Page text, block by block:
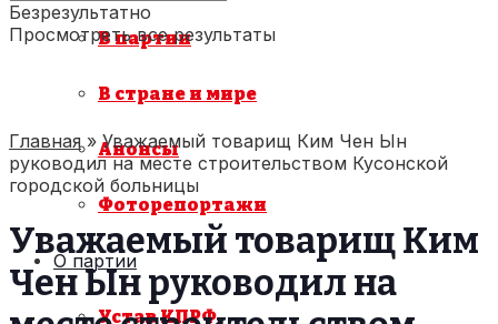
В партии
В стране и мире
Анонсы
Фоторепортажи
О партии
Устав КПРФ
Безрезультатно
Просмотреть все результаты
Главная»Уважаемый товарищ Ким Чен Ын
руководил на месте строительством Кусонской
городской больницы
Уважаемый товарищ Ким
Чен Ын руководил на